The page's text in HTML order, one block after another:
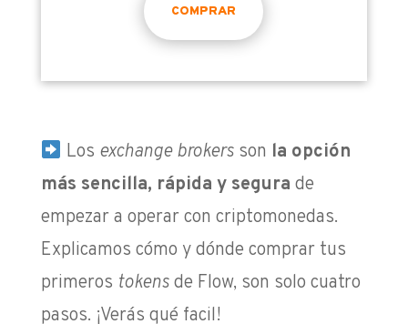
COMPRAR
Los exchange brokersson la opción
más sencilla, rápida y segura de
empezar a operar con criptomonedas.
Explicamos cómo y dónde comprar tus
primeros tokensde Flow, son solo cuatro
pasos. ¡Verás qué facil!